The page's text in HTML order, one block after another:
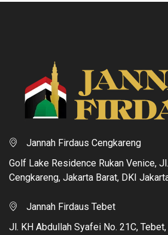
Jannah Firdaus Cengkareng
Golf Lake Residence Rukan Venice,
Cengkareng, Jakarta Barat, DKI
Jannah Firdaus Tebet
Jl. KH Abdullah Syafei No. 21C,